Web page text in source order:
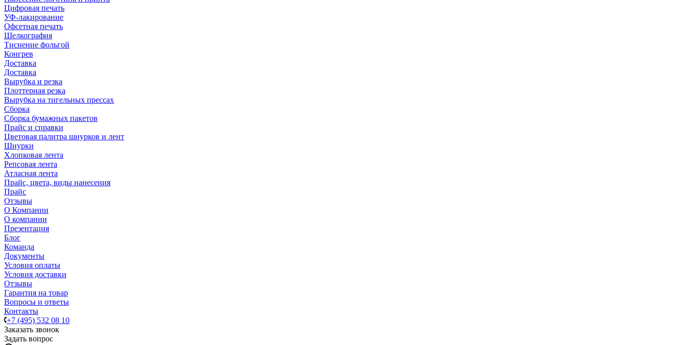
Цифровая печать
УФ-лакирование
Офсетная печать
Шелкография
Тиснение фольгой
Конгрев
Доставка
Доставка
Вырубка и резка
Плоттерная резка
Вырубка на тигельных прессах
Сборка
Сборка бумажных пакетов
Прайс и справки
Цветовая палитра шнурков и лент
Шнурки
Хлопковая лента
Репсовая лента
Атласная лента
Прайс, цвета, виды нанесения
Прайс
Отзывы
О Компании
О компании
Презентация
Блог
Команда
Документы
Условия оплаты
Условия доставки
Отзывы
Гарантия на товар
Вопросы и ответы
Контакты
+7 (495) 532 08 10
Заказать звонок
Задать вопрос